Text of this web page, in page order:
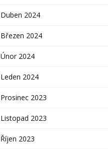
Duben 2024
Březen 2024
Únor 2024
Leden 2024
Prosinec 2023
Listopad 2023
Říjen 2023